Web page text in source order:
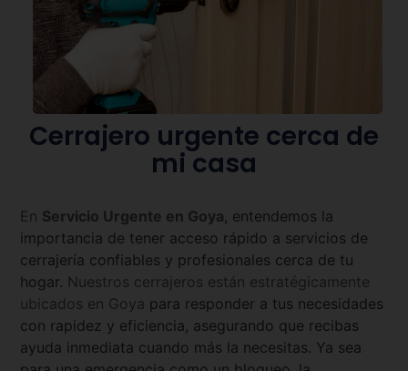
Cerrajero urgente cerca de
mi casa
En Servicio Urgente en Goya , entendemos la
importancia de tener acceso rápido a servicios de
cerrajería confiables y profesionales cerca de tu
hogar. Nuestros cerrajeros están estratégicamente
ubicados en Goya para responder a tus necesidades
con rapidez y eficiencia, asegurando que recibas
ayuda inmediata cuando más la necesitas. Ya sea